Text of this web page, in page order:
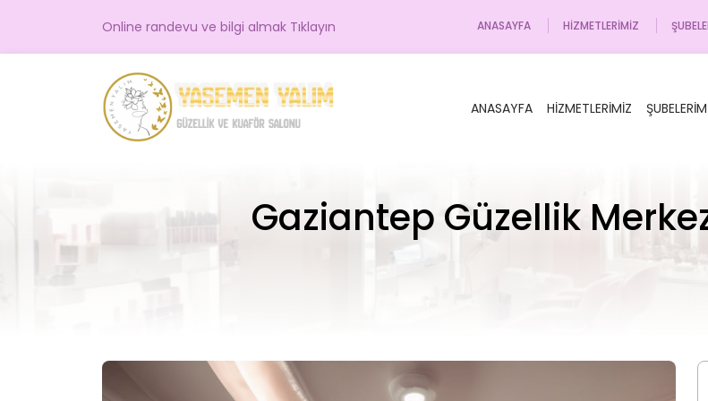
Online randevu ve bilgi almak Tıklayın ANASAYFA HIZMETLERIMIZ
ANASAYFA HIZMETLERIMIZ
Gaziantep Güzellik